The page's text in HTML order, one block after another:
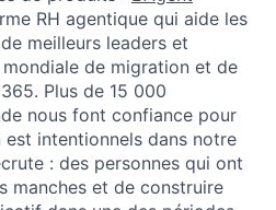
RH agentique qui aide les
meilleurs leaders et
de migration et de
Plus de 15 000
nous font confiance pour
intentionnels dans notre
: des personnes qui ont
manches et de construire